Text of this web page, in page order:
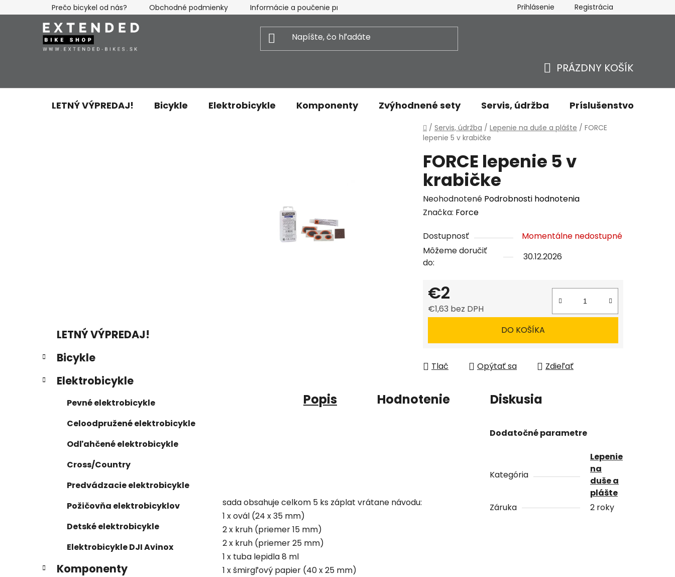
na
Prečo bicykel od nás? Obchodné podmienky Informácie a poučenie pre spotrebiteľa Vrátenie tovaru - odstúpenie od zmluvy Ochrana osobných údajov
Prihlásenie Registrácia
KOŠÍK
PRÁZDNY KOŠÍK
LETNÝ VÝPREDAJ! Bicykle Elektrobicykle Komponenty Zvýhodnené sety Servis, údržba Príslušenstvo
Domov
/ Servis, údržba / Lepenie na duše a plášte / FORCE
lepenie 5 v krabičke
Preskočiť
kategórie
e
ó
LETNÝ VÝPREDAJ!
Bicykle
Elektrobicykle
Pevné elektrobicykle
Celoodpružené elektrobicykle
Odľahčené elektrobicykle
Cross/Country
Predvádzacie elektrobicykle
Požičovňa elektrobicyklov
Detské elektrobicykle
Elektrobicykle DJI Avinox
Komponenty
FORCE lepenie 5 v
krabičke
Priemerné
hodnotenie
je
0,0
z
hviezdičiek.
Neohodnotené Podrobnosti hodnotenia
Značka: Force
Dostupnosť
Momentálne nedostupné
Môžeme doručiť
do:
30.12.2026
€2
€1,63 bez DPH
DO KOŠÍKA
Tlač Opýtať sa Zdieľať
Popis Hodnotenie Diskusia
sada obsahuje celkom 5 ks záplat vrátane návodu:
1 x ovál (24 x 35 mm)
2 x kruh (priemer 15 mm)
2 x kruh (priemer 25 mm)
1 x tuba lepidla 8 ml
1 x šmirgľový papier (40 x 25 mm)
Dodatočné parametre
Kategória
Lepenie
na
duše a
plášte
Záruka
2 roky